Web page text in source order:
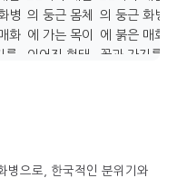
병으로, 한국적인 분위기와